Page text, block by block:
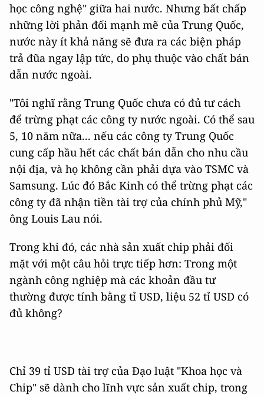
học công nghệ" giữa hai nước. Nhưng bất chấp
những lời phản đối mạnh mẽ của Trung Quốc,
nước này ít khả năng sẽ đưa ra các biện pháp
trả đũa ngay lập tức, do phụ thuộc vào chất bán
dẫn nước ngoài.
"Tôi nghĩ rằng Trung Quốc chưa có đủ tư cách
để trừng phạt các công ty nước ngoài. Có thể sau
5, 10 năm nữa... nếu các công ty Trung Quốc
cung cấp hầu hết các chất bán dẫn cho nhu cầu
nội địa, và họ không cần phải dựa vào TSMC và
Samsung. Lúc đó Bắc Kinh có thể trừng phạt các
công ty đã nhận tiền tài trợ của chính phủ Mỹ,"
ông Louis Lau nói.
Trong khi đó, các nhà sản xuất chip phải đối
mặt với một câu hỏi trực tiếp hơn: Trong một
ngành công nghiệp mà các khoản đầu tư
thường được tính bằng tỉ USD, liệu 52 tỉ USD có
đủ không?
Chỉ 39 tỉ USD tài trợ của Đạo luật "Khoa học và
Chip" sẽ dành cho lĩnh vực sản xuất chip, trong